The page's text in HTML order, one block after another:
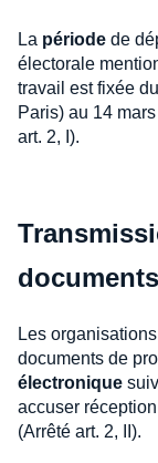
La période de
électorale
travail est fixée
Paris) au 14
art. 2, I).
documents
Les
documents de
électronique
accuser
(Arrêté art. 2, II).